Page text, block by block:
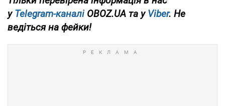
уTelegram-каналіOBOZ.UA та уViber. Не
ведіться на фейки!